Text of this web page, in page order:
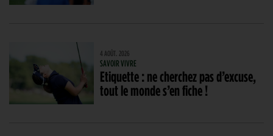
4 AOÛT. 2026
SAVOIR VIVRE
Etiquette : ne cherchez pas d’excuse,
tout le monde s’en fiche !